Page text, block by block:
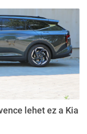
lehet ez a Kia